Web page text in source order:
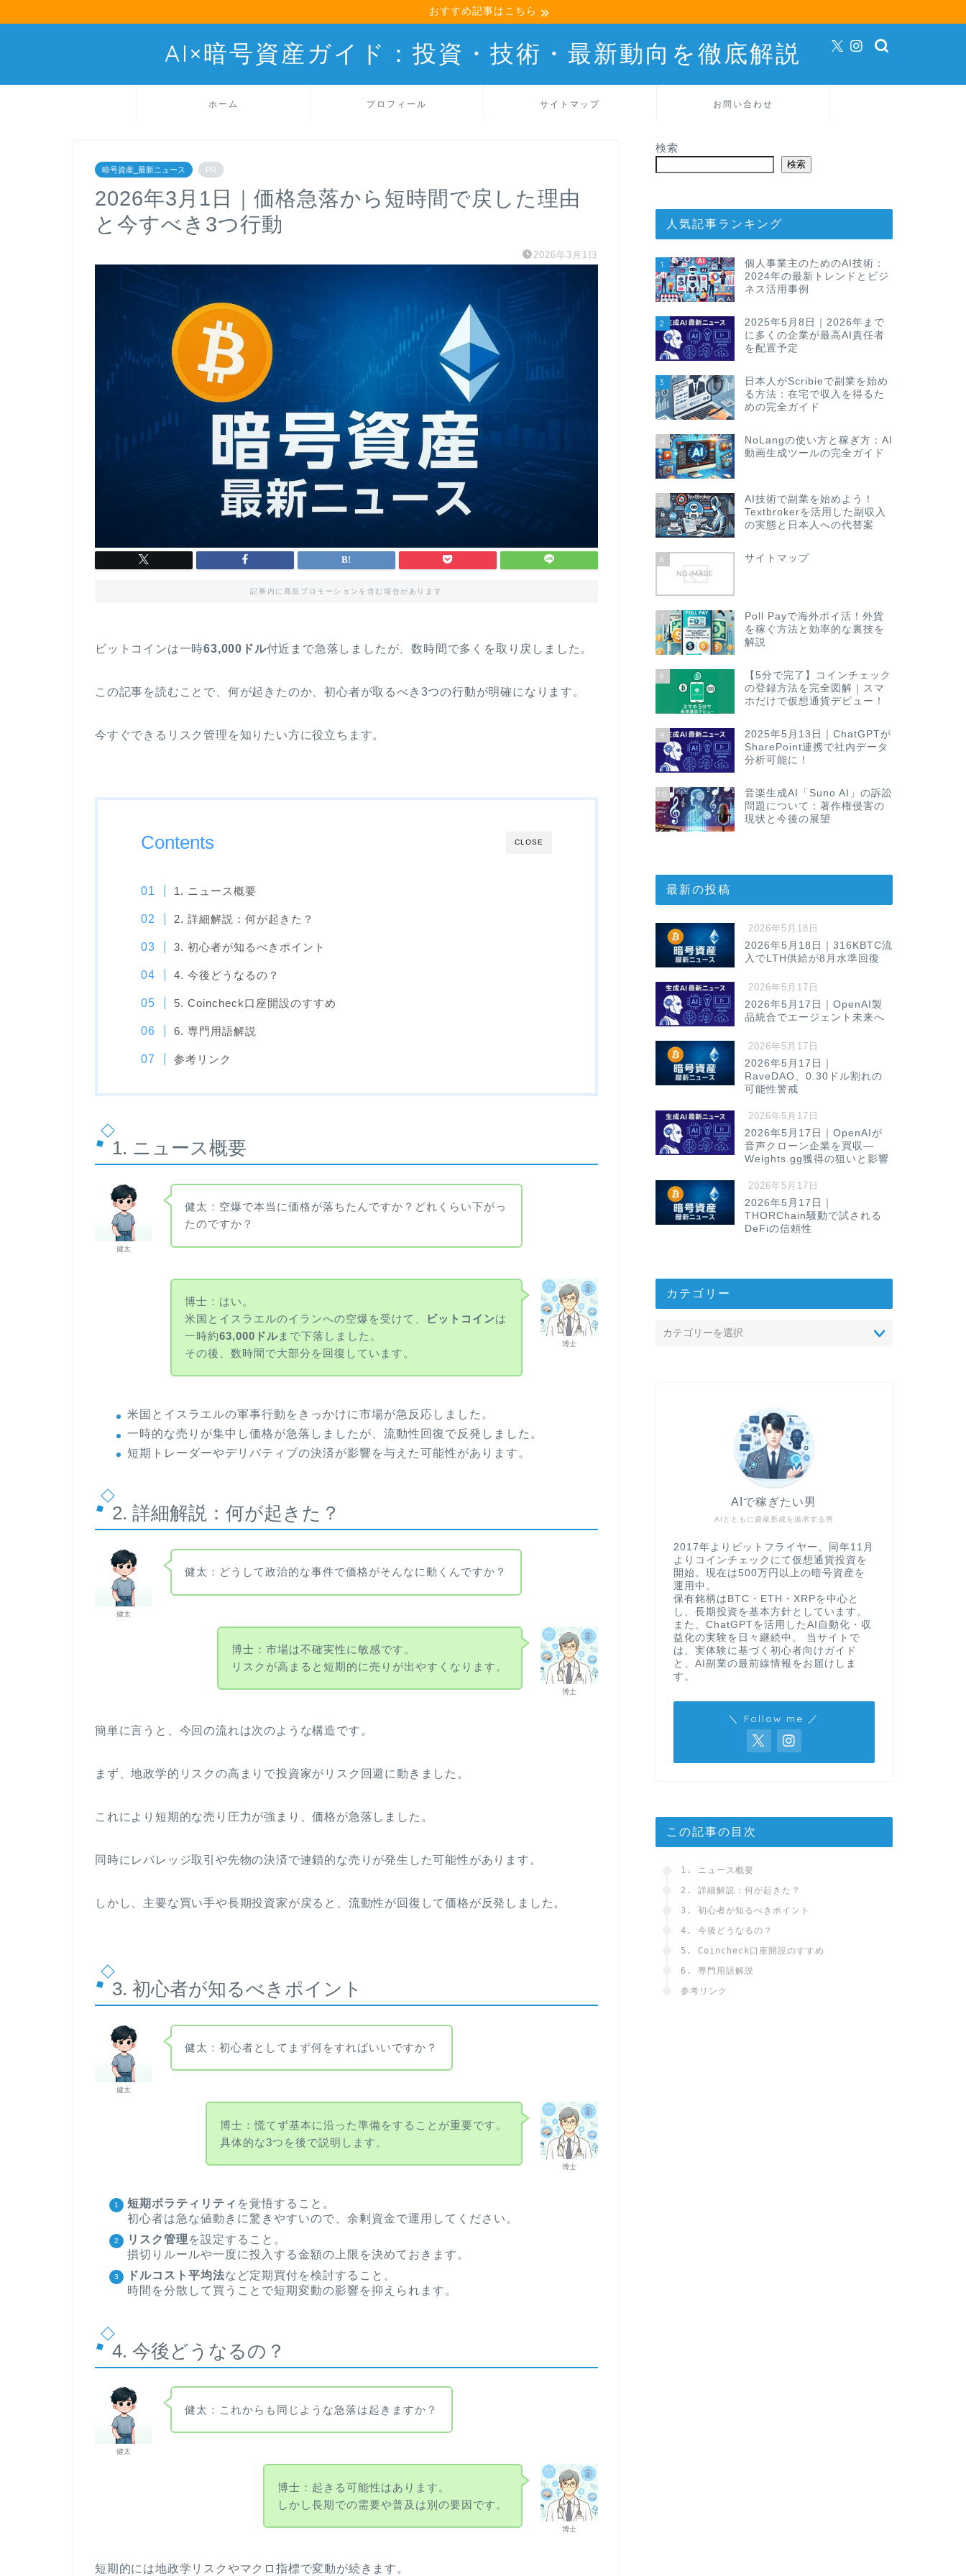
おすすめ記事はこちら
AI×暗号資産ガイド：投資・技術・最新動向を徹底解説
ホーム プロフィール サイトマップ お問い合わせ
暗号資産_最新ニュース PR
2026年3月1日｜価格急落から短時間で戻した理由
と今すべき3つ行動
2026年3月1日
記事内に商品プロモーションを含む場合があります
ビットコインは一時63,000ドル付近まで急落しましたが、数時間で多くを取り戻しました。
この記事を読むことで、何が起きたのか、初心者が取るべき3つの行動が明確になります。
今すぐできるリスク管理を知りたい方に役立ちます。
CLOSE
Contents
1. ニュース概要
2. 詳細解説：何が起きた？
3. 初心者が知るべきポイント
4. 今後どうなるの？
5. Coincheck口座開設のすすめ
6. 専門用語解説
参考リンク
1. ニュース概要
健太
健太：空爆で本当に価格が落ちたんですか？どれくらい下がっ
たのですか？
博士
博士：はい。
米国とイスラエルのイランへの空爆を受けて、
ビットコインは
一時約63,000ドルまで下落しました。
その後、数時間で大部分を回復しています。
米国とイスラエルの軍事行動をきっかけに市場が急反応しました。
一時的な売りが集中し価格が急落しましたが、流動性回復で反発しました。
短期トレーダーやデリバティブの決済が影響を与えた可能性があります。
2. 詳細解説：何が起きた？
健太
健太：どうして政治的な事件で価格がそんなに動くんですか？
博士
博士：市場は不確実性に敏感です。
リスクが高まると短期的に売りが出やすくなります。
簡単に言うと、今回の流れは次のような構造です。
まず、地政学的リスクの高まりで投資家がリスク回避に動きました。
これにより短期的な売り圧力が強まり、価格が急落しました。
同時にレバレッジ取引や先物の決済で連鎖的な売りが発生した可能性があります。
しかし、主要な買い手や長期投資家が戻ると、流動性が回復して価格が反発しました。
3. 初心者が知るべきポイント
健太
健太：初心者としてまず何をすればいいですか？
博士
博士：慌てず基本に沿った準備をすることが重要です。
具体的な3つを後で説明します。
短期ボラティリティ を覚悟すること。
初心者は急な値動きに驚きやすいので、余剰資金で運用してください。
リスク管理 を設定すること。
損切りルールや一度に投入する金額の上限を決めておきます。
ドルコスト平均法など定期買付を検討すること。
時間を分散して買うことで短期変動の影響を抑えられます。
4. 今後どうなるの？
健太
健太：これからも同じような急落は起きますか？
博士
博士：起きる可能性はあります。
しかし長期での需要や普及は別の要因です。
短期的には地政学リスクやマクロ指標で変動が続きます。
検索
検索
人気記事ランキング
1
個人事業主のためのAI技術：
2024年の最新トレンドとビジ
ネス活用事例
2
2025年5月8日｜2026年まで
に多くの企業が最高AI責任者
を配置予定
3
日本人がScribieで副業を始め
る方法：在宅で収入を得るた
めの完全ガイド
4
NoLangの使い方と稼ぎ方：AI
動画生成ツールの完全ガイド
5
AI技術で副業を始めよう！
Textbrokerを活用した副収入
の実態と日本人への代替案
6 サイトマップ
7
Poll Payで海外ポイ活！外貨
を稼ぐ方法と効率的な裏技を
解説
8
【5分で完了】コインチェック
の登録方法を完全図解｜スマ
ホだけで仮想通貨デビュー！
9
2025年5月13日｜ChatGPTが
SharePoint連携で社内データ
分析可能に！
10
音楽生成AI「Suno AI」の訴訟
問題について：著作権侵害の
現状と今後の展望
最新の投稿
2026年5月18日
2026年5月18日｜316KBTC流
入でLTH供給が8月水準回復
2026年5月17日
2026年5月17日｜OpenAI製
品統合でエージェント未来へ
2026年5月17日
2026年5月17日｜
RaveDAO、0.30ドル割れの
可能性警戒
2026年5月17日
2026年5月17日｜OpenAIが
音声クローン企業を買収—
Weights.gg獲得の狙いと影響
2026年5月17日
2026年5月17日｜
THORChain騒動で試される
DeFiの信頼性
カテゴリー
AIとともに資産形成を追求する男
AIで稼ぎたい男
2017年よりビットフライヤー、同年11月
よりコインチェックにて仮想通貨投資を
開始。現在は500万円以上の暗号資産を
運用中。
保有銘柄はBTC・ETH・XRPを中心と
し、長期投資を基本方針としています。
また、ChatGPTを活用したAI自動化・収
益化の実験を日々継続中。 当サイトで
は、実体験に基づく初心者向けガイド
と、AI副業の最前線情報をお届けしま
す。
＼ Follow me ／
この記事の目次
1. ニュース概要
2. 詳細解説：何が起きた？
3. 初心者が知るべきポイント
4. 今後どうなるの？
5. Coincheck口座開設のすすめ
6. 専門用語解説
参考リンク